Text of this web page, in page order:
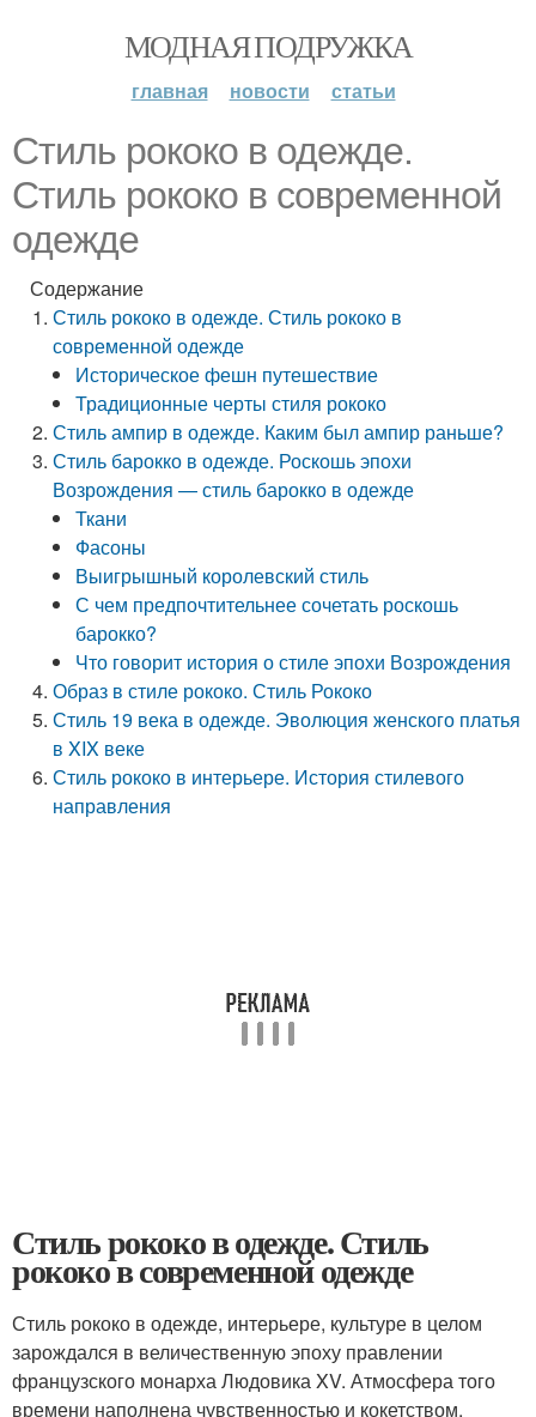
МОДНАЯ ПОДРУЖКА
главная новости статьи
Стиль рококо в одежде.
Стиль рококо в современной
одежде
Содержание
Стиль рококо в одежде. Стиль рококо в
современной одежде
Историческое фешн путешествие
Традиционные черты стиля рококо
Стиль ампир в одежде. Каким был ампир раньше?
Стиль барокко в одежде. Роскошь эпохи
Возрождения — стиль барокко в одежде
Ткани
Фасоны
Выигрышный королевский стиль
С чем предпочтительнее сочетать роскошь
барокко?
Что говорит история о стиле эпохи Возрождения
Образ в стиле рококо. Стиль Рококо
Стиль 19 века в одежде. Эволюция женского платья
в XIX веке
Стиль рококо в интерьере. История стилевого
направления
Стиль рококо в одежде. Стиль
рококо в современной одежде
Стиль рококо в одежде, интерьере, культуре в целом
зарождался в величественную эпоху правлении
французского монарха Людовика XV. Атмосфера того
времени наполнена чувственностью и кокетством,